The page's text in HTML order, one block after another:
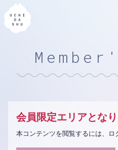
会員限定エリアとな
本コンテンツを閲覧するには、ロ